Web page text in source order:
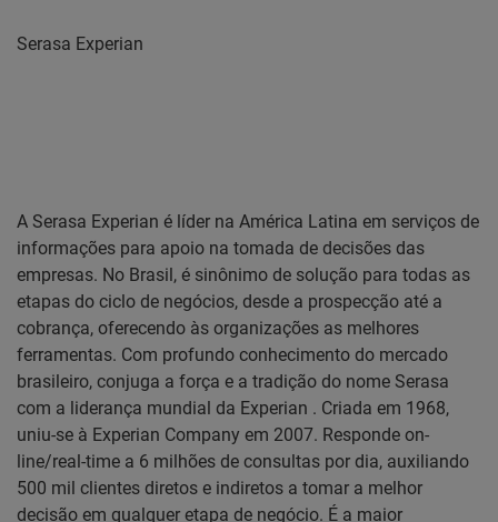
Serasa Experian
A Serasa Experian é líder na América Latina em serviços de
informações para apoio na tomada de decisões das
empresas. No Brasil, é sinônimo de solução para todas as
etapas do ciclo de negócios, desde a prospecção até a
cobrança, oferecendo às organizações as melhores
ferramentas. Com profundo conhecimento do mercado
brasileiro, conjuga a força e a tradição do nome Serasa
com a liderança mundial da Experian . Criada em 1968,
uniu-se à Experian Company em 2007. Responde on-
line/real-time a 6 milhões de consultas por dia, auxiliando
500 mil clientes diretos e indiretos a tomar a melhor
decisão em qualquer etapa de negócio. É a maior